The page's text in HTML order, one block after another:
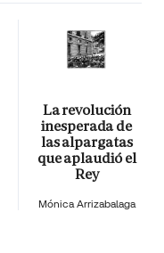
La revolución
inesperada de
las alpargatas
que aplaudió el
Rey
Mónica Arrizabalaga